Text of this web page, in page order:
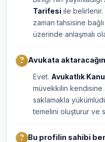
Tarifesi ile belirlenir.
zaman tahsisine
üzerinde anlaşmalı
Avukata
Evet. Avukatlık
müvekkilin kendisine
saklamakla
temelini oluşturur ve
Bu profilin sahibi